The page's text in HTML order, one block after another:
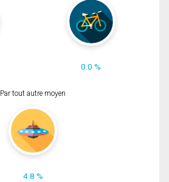
0.0 %
Par tout autre moyen
4.8 %